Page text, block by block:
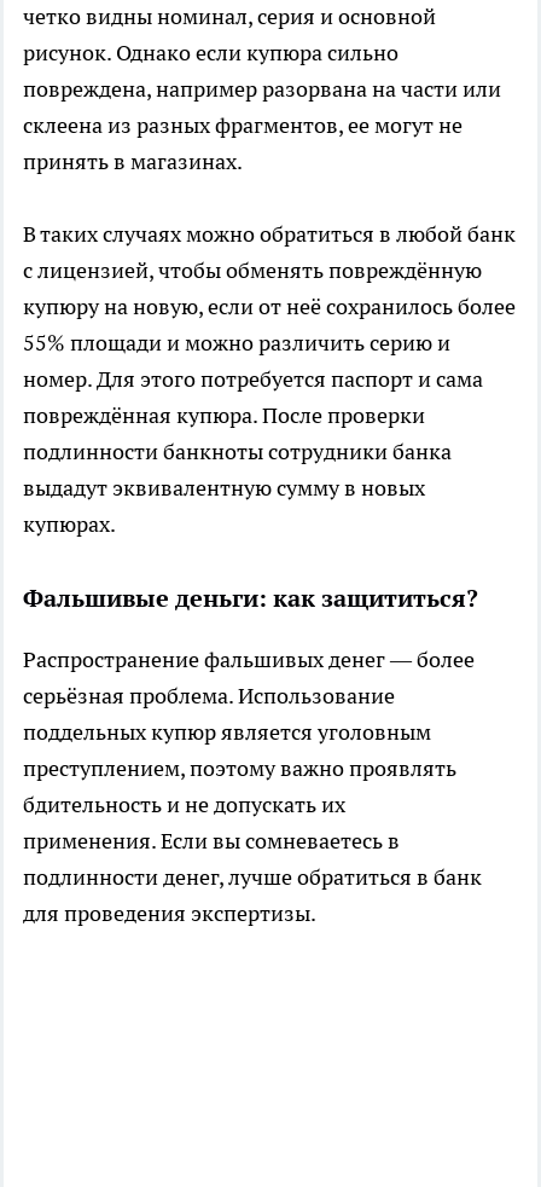
четко видны номинал, серия и основной
рисунок. Однако если купюра сильно
повреждена, например разорвана на части или
склеена из разных фрагментов, ее могут не
принять в магазинах.
В таких случаях можно обратиться в любой банк
с лицензией, чтобы обменять повреждённую
купюру на новую, если от неё сохранилось более
55% площади и можно различить серию и
номер. Для этого потребуется паспорт и сама
повреждённая купюра. После проверки
подлинности банкноты сотрудники банка
выдадут эквивалентную сумму в новых
купюрах.
Фальшивые деньги: как защититься?
Распространение фальшивых денег — более
серьёзная проблема. Использование
поддельных купюр является уголовным
преступлением, поэтому важно проявлять
бдительность и не допускать их
применения. Если вы сомневаетесь в
подлинности денег, лучше обратиться в банк
для проведения экспертизы.